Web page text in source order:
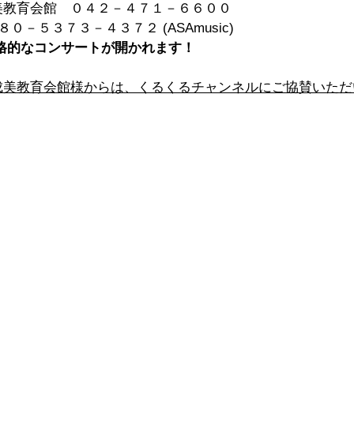
育会館　０４２－４７１－６６００
０－５３７３－４３７２ (ASAmusic)
なコンサートが開かれます！
美教育会館様からは、くるくるチャンネルにご協賛いただ